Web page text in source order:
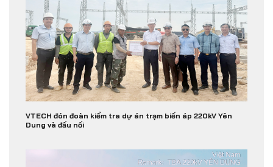
VTECH đón đoàn kiểm tra dự án trạm biến áp 220kV Yên
Dung và đấu nối